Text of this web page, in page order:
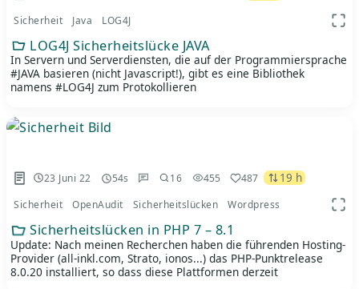
Sicherheit Java LOG4J
LOG4J Sicherheitslücke JAVA
In Servern und Serverdiensten, die auf der Programmiersprache
#JAVA basieren (nicht Javascript!), gibt es eine Bibliothek
namens #LOG4J zum Protokollieren
23 Juni 22 54s 16 455 487 19 h
Sicherheit OpenAudit Sicherheitslücken Wordpress
Sicherheitslücken in PHP 7 – 8.1
Update: Nach meinen Recherchen haben die führenden Hosting-
Provider (all-inkl.com, Strato, ionos...) das PHP-Punktrelease
8.0.20 installiert, so dass diese Plattformen derzeit